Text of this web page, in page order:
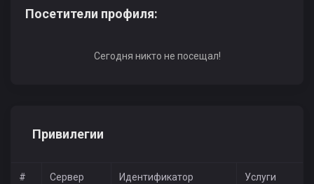
Посетители профиля:
Сегодня никто не посещал!
Привилегии
# Сервер Идентификатор Услуги